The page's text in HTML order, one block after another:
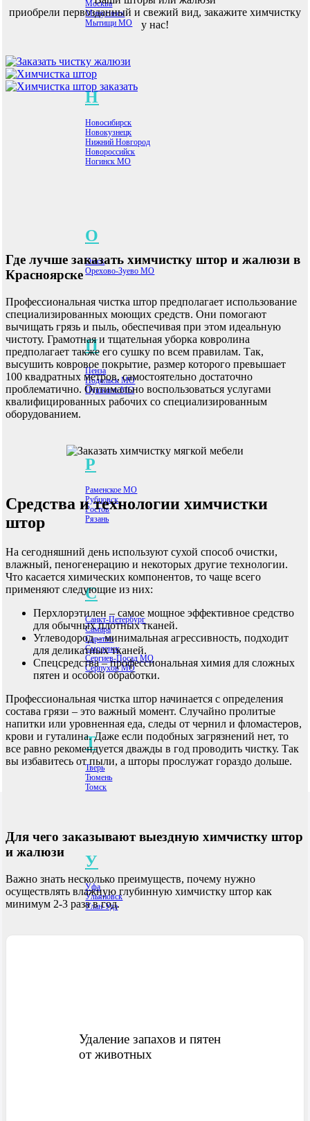
Москва
Минусинск
Мытищи МО
Н
Новосибирск
Новокузнецк
Нижний Новгород
Новороссийск
Ногинск МО
О
Омск
Орехово-Зуево МО
П
Пенза
Подольск МО
Пушкино МО
Р
Раменское МО
Рубцовск
Ростов
Рязань
С
Санкт-Петербург
Самара
Саратов
Смоленск
Сергиев-Посад МО
Серпухов МО
Т
Тверь
Тюмень
Томск
У
Уфа
Ульяновск
Улан-Удэ
приобрели первозданный и свежий вид, закажите химчистку
у нас!
Где лучше заказать химчистку штор и жалюзи в
Красноярске
Профессиональная чистка штор предполагает использование
специализированных моющих средств. Они помогают
вычищать грязь и пыль, обеспечивая при этом идеальную
чистоту. Грамотная и тщательная уборка ковролина
предполагает также его сушку по всем правилам. Так,
высушить ковровое покрытие, размер которого превышает
100 квадратных метров, самостоятельно достаточно
проблематично. Оптимально воспользоваться услугами
квалифицированных рабочих со специализированным
оборудованием.
Средства и технологии химчистки
штор
На сегодняшний день используют сухой способ очистки,
влажный, пеногенерацию и некоторых другие технологии.
Что касается химических компонентов, то чаще всего
применяют следующие из них:
Перхлорэтилен – самое мощное эффективное средство
для обычных плотных тканей.
Углеводород – минимальная агрессивность, подходит
для деликатных тканей.
Спецсредства – профессиональная химия для сложных
пятен и особой обработки.
Профессиональная чистка штор начинается с определения
состава грязи – это важный момент. Случайно пролитые
напитки или уровненная еда, следы от чернил и фломастеров,
крови и гуталина. Даже если подобных загрязнений нет, то
все равно рекомендуется дважды в год проводить чистку. Так
вы избавитесь от пыли, а шторы прослужат гораздо дольше.
Для чего заказывают выездную химчистку штор
и жалюзи
Важно знать несколько преимуществ, почему нужно
осуществлять влажную глубинную химчистку штор как
минимум 2-3 раза в год.
Удаление запахов и пятен
от животных